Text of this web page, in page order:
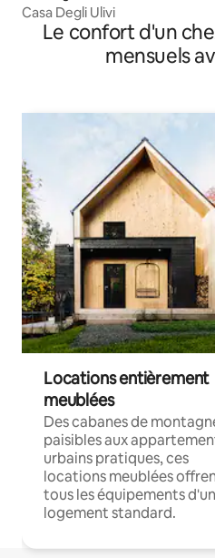
Casa Degli Ulivi
Le confort d'un
mensuels
Locations entièrement
meublées
Des cabanes de
paisibles aux
urbains pratiques, ces
locations meublées
tous les équipements d'un
logement standard.